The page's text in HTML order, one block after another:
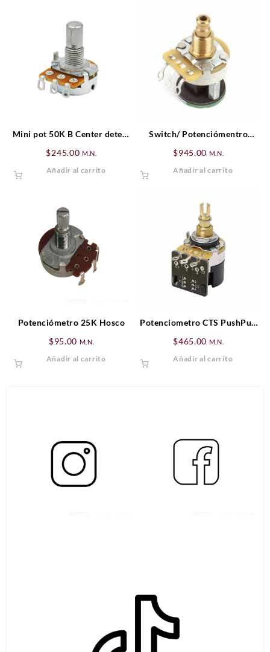
Mini pot 50K B Center detent
$245.00 M.N.
Añadir al carrito
Switch/ Potenciómentro
Fender Solid Shaft
$945.00 M.N.
Añadir al carrito
Potenciómetro 25K Hosco
$95.00 M.N.
Añadir al carrito
Potenciometro CTS PushPull
$465.00 M.N.
Añadir al carrito